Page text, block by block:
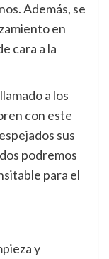
Además, se
en
cara a la
a los
con este
sus
podremos
para el
y